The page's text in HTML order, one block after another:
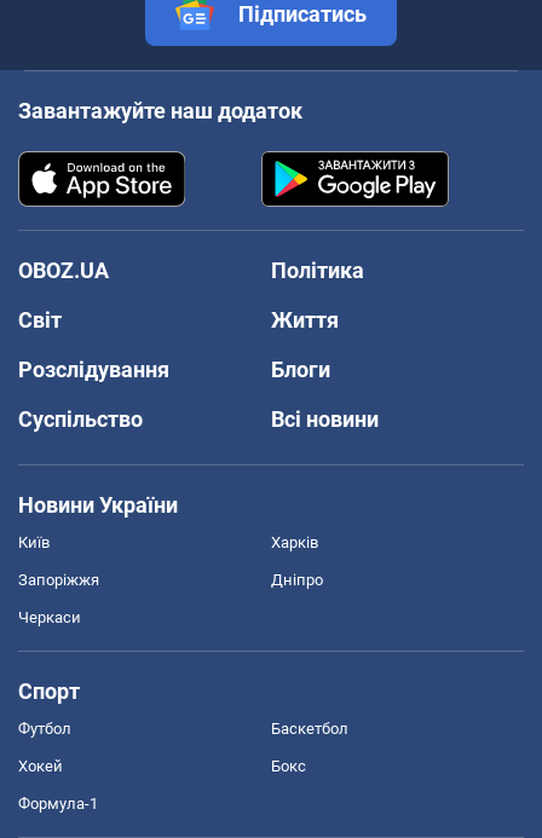
Підписатись
Завантажуйте наш додаток
OBOZ.UA
Політика
Світ
Життя
Розслідування
Блоги
Суспільство
Всі новини
Новини України
Київ Харків
Запоріжжя Дніпро
Черкаси
Спорт
Футбол Баскетбол
Хокей Бокс
Формула-1